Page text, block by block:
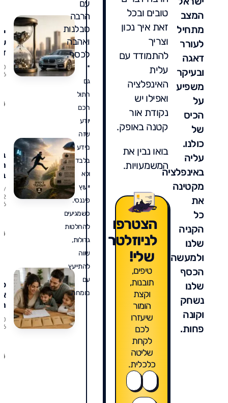
המצב
מתחיל
לעורר
דאגה
ובעיקר
משפיע
על
הכיס
של
כולנו.
עליה
באינפלציה
מקטינה
את
כל
הקניה
שלנו
ולמעשה
הכסף
שלנו
נשחק
וקונה
פחות.
טובים ובכל
זאת איך נכון
וצריך
להתמודד עם
עלית
האינפלציה
ואפילו יש
נקודת אור
קטנה באופק.
בואו נבין את
המשמעויות.
הצטרפו
לניוזלטר
שלי!
טיפים,
תובנות,
וקצת
הומור
שיעזרו
לכם
לקחת
שליטה
כלכלית.
עם
הרבה
סבלנות
ואהבה
לכסף.
*
גם
חתול
חכם
יודע
שזה
מידע
בלבד
ולא
ייעוץ
פיננסי.
כשמגיעים
להחלטות
גדולות,
שווה
להתייעץ
עם
מומחה.
0
2
6
0